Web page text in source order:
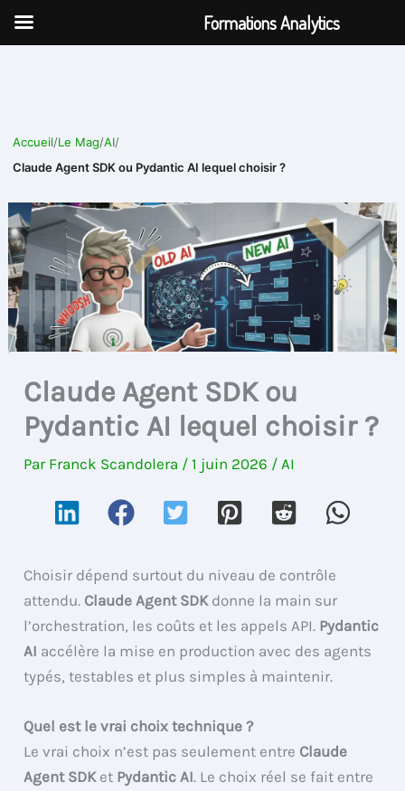
Aller
Accueil/Le Mag/AI/
Claude Agent SDK ou Pydantic AI lequel choisir ?
Claude Agent SDK ou
Pydantic AI lequel choisir ?
Par Franck Scandolera /1 juin 2026 / AI
Choisir dépend surtout du niveau de contrôle
attendu. Claude Agent SDKdonne la main sur
l’orchestration, les coûts et les appels API. Pydantic
AI accélère la mise en production avec des agents
typés, testables et plus simples à maintenir.
Quel est le vrai choix technique ?
Le vrai choix n’est pas seulement entre Claude
Agent SDKet Pydantic AI. Le choix réel se fait entre
Formations Analytics